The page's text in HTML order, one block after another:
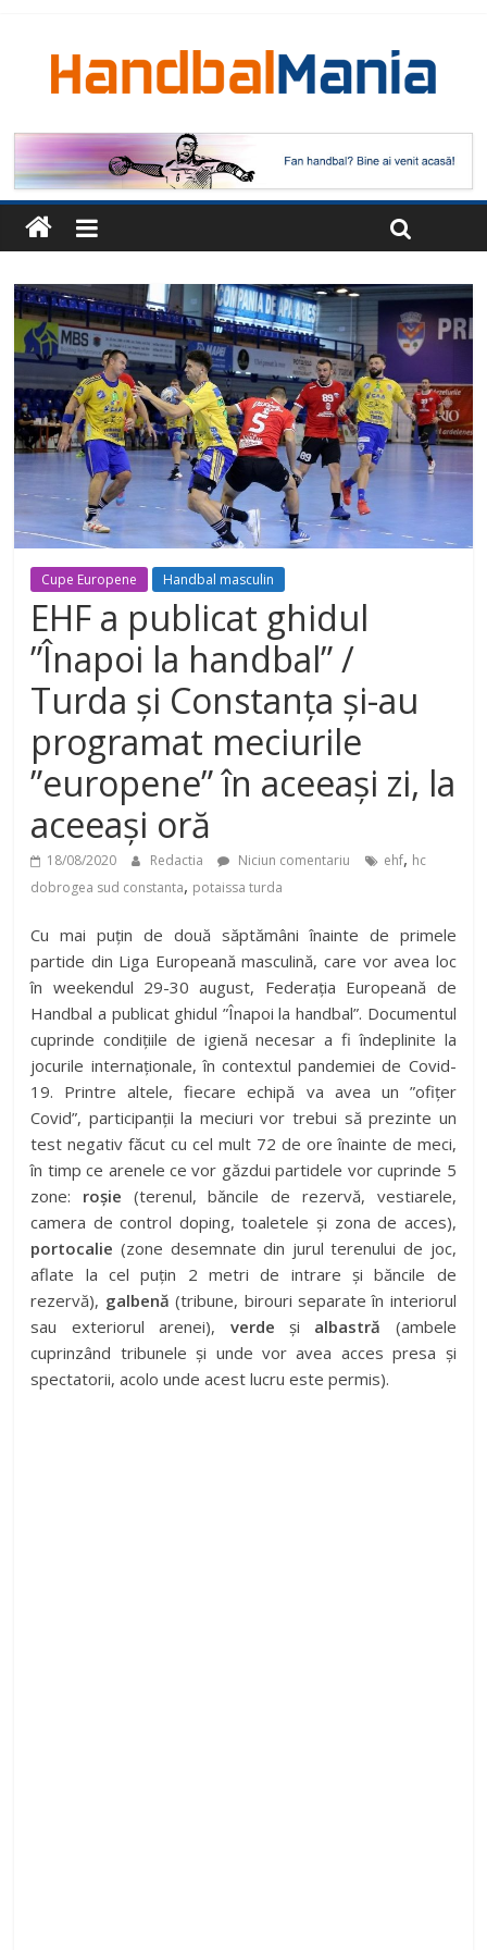
Cupe Europene Handbal masculin
EHF a publicat ghidul
”Înapoi la handbal” /
Turda și Constanța și-au
programat meciurile
”europene” în aceeași zi, la
aceeași oră
18/08/2020 Redactia Niciun comentariu ehf, hc
dobrogea sud constanta, potaissa turda
Cu mai puțin de două săptămâni înainte de primele
partide din Liga Europeană masculină, care vor avea loc
în weekendul 29-30 august, Federația Europeană de
Handbal a publicat ghidul ”Înapoi la handbal”. Documentul
cuprinde condițiile de igienă necesar a fi îndeplinite la
jocurile internaționale, în contextul pandemiei de Covid-
19. Printre altele, fiecare echipă va avea un ”ofițer
Covid”, participanții la meciuri vor trebui să prezinte un
test negativ făcut cu cel mult 72 de ore înainte de meci,
în timp ce arenele ce vor găzdui partidele vor cuprinde 5
zone: roșie (terenul, băncile de rezervă, vestiarele,
camera de control doping, toaletele și zona de acces),
portocalie (zone desemnate din jurul terenului de joc,
aflate la cel puțin 2 metri de intrare și băncile de
rezervă), galbenă(tribune, birouri separate în interiorul
sau exteriorul arenei), verde și albastră (ambele
cuprinzând tribunele și unde vor avea acces presa și
spectatorii, acolo unde acest lucru este permis).